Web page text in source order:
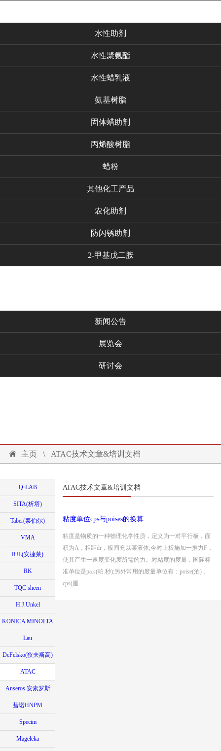
水性助剂
水性聚氨酯
水性蜡乳液
氨基树脂
固体蜡助剂
丙烯酸树脂
蜡粉
其他化工产品
农化助剂
防闪锈助剂
2-甲基戊二胺
新闻公告
展览会
研讨会
主页 \ ATAC技术文章&培训文档
Q-LAB
SITA(析塔)
Taber(泰伯尔)
VMA
RJL(安捷莱)
RK
TQC sheen
H.J.Unkel
KONICA MINOLTA
Lau
DeFelsko(狄夫斯高)
ATAC
Anseros 安索罗斯
彗诺HNPM
Specim
Mageleka
ATAC技术文章&培训文档
粘度单位cps与poises的换算
粘度是物质的一种物理化学性质，定义为一对平行板，面
积为A，相距dr，板间充以某液体;今对上板施加一推力F，
使其产生一速度变化度所需的力。对粘度的度量，国际标
准单位是pa.s(帕.秒);另外常用的度量单位有：poise(泊)，
cps(厘..